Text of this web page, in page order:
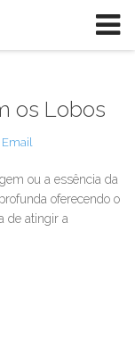
os Lobos
Email
ou a essência da
oferecendo o
de atingir a